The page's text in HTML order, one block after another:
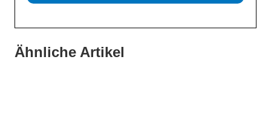
Ähnliche Artikel
13. Juli 2026
Was Handwerksbetriebe jetzt für ihre Online-Sichtbarkeit